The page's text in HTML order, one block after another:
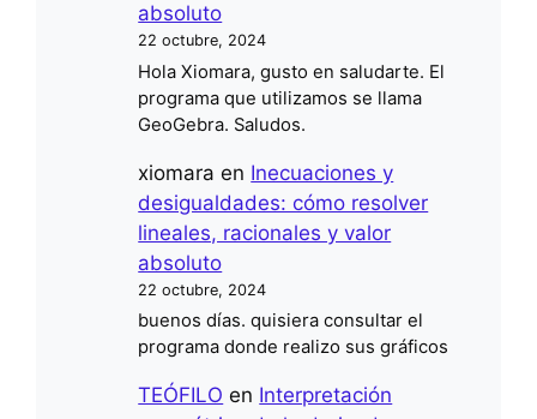
absoluto
22 octubre, 2024
Hola Xiomara, gusto en saludarte. El
programa que utilizamos se llama
GeoGebra. Saludos.
xiomara en Inecuaciones y
desigualdades: cómo resolver
lineales, racionales y valor
absoluto
22 octubre, 2024
buenos días. quisiera consultar el
programa donde realizo sus gráficos
TEÓFILO en Interpretación